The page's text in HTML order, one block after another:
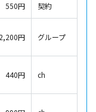
550円 契約
2,200円 グループ
440円 ch